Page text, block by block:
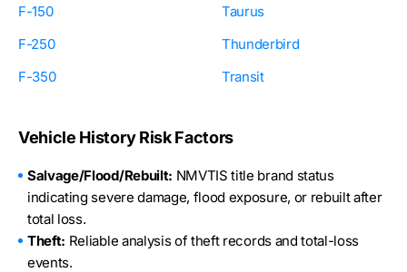
F-150
F-250
F-350
Taurus
Thunderbird
Transit
Vehicle History Risk Factors
Salvage/Flood/Rebuilt: NMVTIS title brand status
indicating severe damage, flood exposure, or rebuilt after
total loss.
Theft: Reliable analysis of theft records and total-loss
events.